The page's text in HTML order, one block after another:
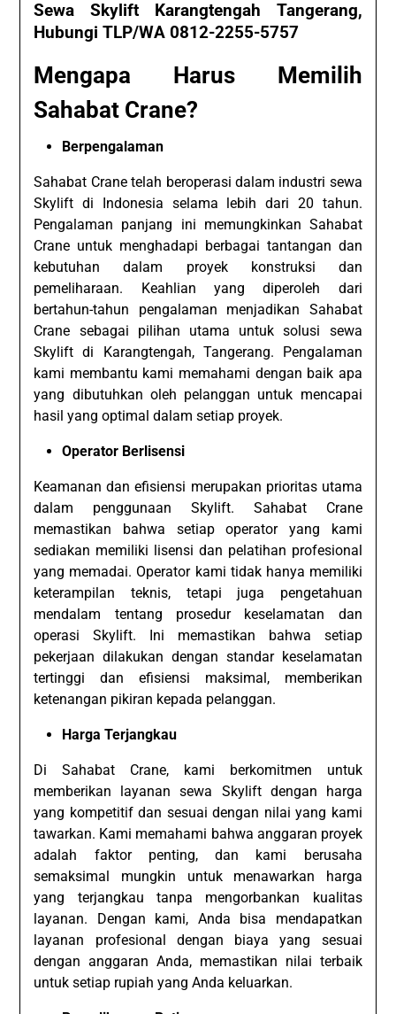
Sewa Skylift Karangtengah Tangerang,
Hubungi TLP/WA 0812-2255-5757
Mengapa Harus Memilih
Sahabat Crane?
Berpengalaman
Sahabat Crane telah beroperasi dalam industri sewa
Skylift di Indonesia selama lebih dari 20 tahun.
Pengalaman panjang ini memungkinkan Sahabat
Crane untuk menghadapi berbagai tantangan dan
kebutuhan dalam proyek konstruksi dan
pemeliharaan. Keahlian yang diperoleh dari
bertahun-tahun pengalaman menjadikan Sahabat
Crane sebagai pilihan utama untuk solusi sewa
Skylift di Karangtengah, Tangerang. Pengalaman
kami membantu kami memahami dengan baik apa
yang dibutuhkan oleh pelanggan untuk mencapai
hasil yang optimal dalam setiap proyek.
Operator Berlisensi
Keamanan dan efisiensi merupakan prioritas utama
dalam penggunaan Skylift. Sahabat Crane
memastikan bahwa setiap operator yang kami
sediakan memiliki lisensi dan pelatihan profesional
yang memadai. Operator kami tidak hanya memiliki
keterampilan teknis, tetapi juga pengetahuan
mendalam tentang prosedur keselamatan dan
operasi Skylift. Ini memastikan bahwa setiap
pekerjaan dilakukan dengan standar keselamatan
tertinggi dan efisiensi maksimal, memberikan
ketenangan pikiran kepada pelanggan.
Harga Terjangkau
Di Sahabat Crane, kami berkomitmen untuk
memberikan layanan sewa Skylift dengan harga
yang kompetitif dan sesuai dengan nilai yang kami
tawarkan. Kami memahami bahwa anggaran proyek
adalah faktor penting, dan kami berusaha
semaksimal mungkin untuk menawarkan harga
yang terjangkau tanpa mengorbankan kualitas
layanan. Dengan kami, Anda bisa mendapatkan
layanan profesional dengan biaya yang sesuai
dengan anggaran Anda, memastikan nilai terbaik
untuk setiap rupiah yang Anda keluarkan.